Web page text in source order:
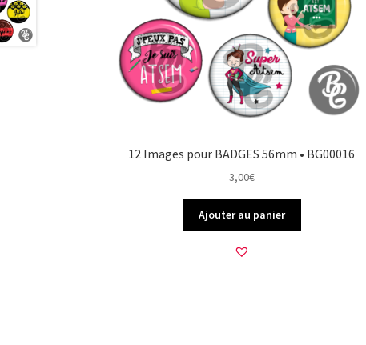
12 Images pour BADGES 56mm • BG00016
3,00€
Ajouter au panier